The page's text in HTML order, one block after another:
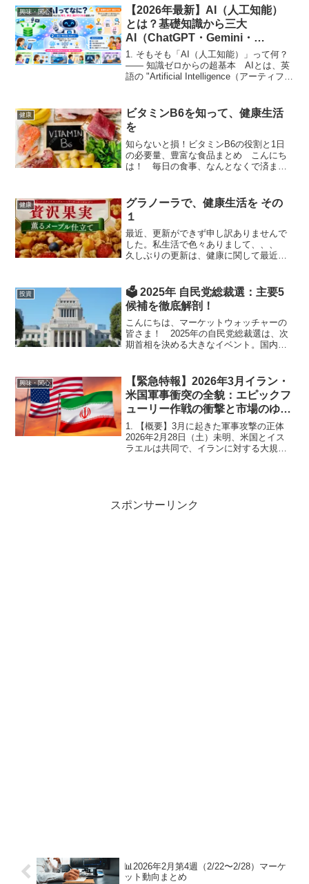
ら「どこで、いくら残すか」へとシフト
しました。額面の年収...
興味・関心
【2026年最新】AI（人工知能）
とは？基礎知識から三大
AI（ChatGPT・Gemini・
Claude）徹底比較＆生活活用術
まで
1. そもそも「AI（人工知能）」って何？
―― 知識ゼロからの超基本 AIとは、英
語の "Artificial Intelligence（アーティフィ
っと噛み砕い...
健康
ビタミンB6を知って、健康生活
を
知らないと損！ビタミンB6の役割と1日
の必要量、豊富な食品まとめ こんにち
は！ 毎日の食事、なんとなくで済ませ
します。実はこの栄養素、体にとってか
なり重要なんです！...
健康
グラノーラで、健康生活を その
１
最近、更新ができず申し訳ありませんで
した。私生活で色々ありまして、、、
久しぶりの更新は、健康に関して最近食
グラノーラは、オーツ（オートミー
ル）、ナッツ、シード、ドライ...
投資
🗳️ 2025年 自民党総裁選：主要5
候補を徹底解剖！
こんにちは、マーケットウォッチャーの
皆さま！ 2025年の自民党総裁選は、次
期首相を決める大きなイベント。国内外
ります。今回は有力候補とされる 高市早
苗・小林鷹之・林芳正...
興味・関心
【緊急特報】2026年3月イラン・
米国軍事衝突の全貌：エピックフ
ューリー作戦の衝撃と市場のゆく
え
1. 【概要】3月に起きた軍事攻撃の正体
2026年2月28日（土）未明、米国とイス
ラエルは共同で、イランに対する大規模
スポンサーリンク
📊2026年2月第4週（2/22〜2/28）マーケ
ット動向まとめ